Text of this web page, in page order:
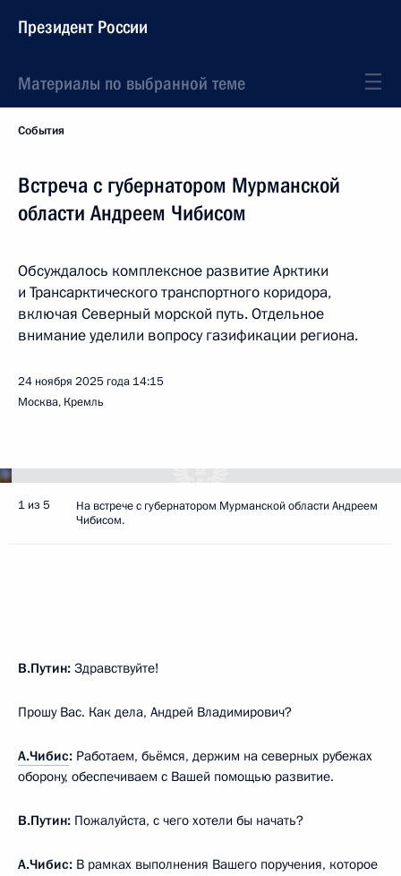
Президент России
Материалы по выбранной теме
События
Встреча с губернатором Мурманской
области Андреем Чибисом
Обсуждалось комплексное развитие Арктики
и Трансарктического транспортного коридора,
включая Северный морской путь. Отдельное
внимание уделили вопросу газификации региона.
24 ноября 2025 года 14:15
Москва, Кремль
1 из 5
На встрече с губернатором Мурманской области Андреем
Чибисом.
В.Путин: Здравствуйте!
Прошу Вас. Как дела, Андрей Владимирович?
А.Чибис: Работаем, бьёмся, держим на северных рубежах
оборону, обеспечиваем с Вашей помощью развитие.
В.Путин: Пожалуйста, с чего хотели бы начать?
А.Чибис: В рамках выполнения Вашего поручения, которое